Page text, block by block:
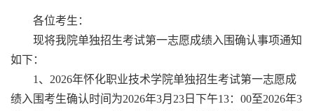
各位考生：
现将我院单独招生考试第一志愿成绩入围确认事项通知
如下：
1、2026年怀化职业技术学院单独招生考试第一志愿成
绩入围考生确认时间为2026年3月23日下午13：00至2026年3